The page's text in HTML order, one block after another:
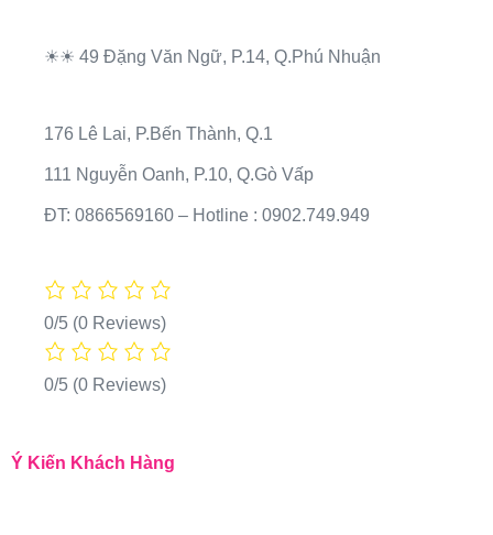
☀☀ 49 Đặng Văn Ngữ, P.14, Q.Phú Nhuận
176 Lê Lai, P.Bến Thành, Q.1
111 Nguyễn Oanh, P.10, Q.Gò Vấp
ĐT: 0866569160 – Hotline : 0902.749.949
0/5 (0 Reviews)
0/5 (0 Reviews)
Ý Kiến Khách Hàng